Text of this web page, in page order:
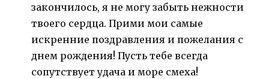
закончилось, я не могу забыть нежности
твоего сердца. Прими мои самые
искренние поздравления и пожелания с
днем рождения! Пусть тебе всегда
сопутствует удача и море смеха!